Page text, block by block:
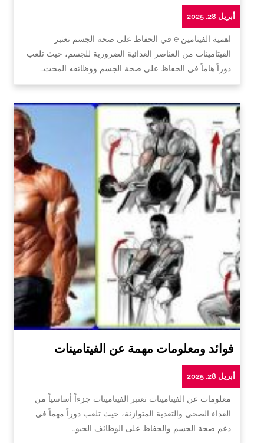
أبريل 28, 2025
اهمية الفيتامين e في الحفاظ على صحة الجسم تعتبر
الفيتامينات من العناصر الغذائية الضرورية للجسم، حيث تلعب
دوراً هاماً في الحفاظ على صحة الجسم ووظائفه المخت…
فوائد ومعلومات مهمة عن الفيتامينات
أبريل 28, 2025
معلومات عن الفيتامينات تعتبر الفيتامينات جزءاً أساسياً من
الغذاء الصحي والتغذية المتوازنة، حيث تلعب دوراً مهماً في
دعم صحة الجسم والحفاظ على الوظائف الحيو…